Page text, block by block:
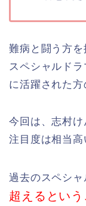
難病と闘う方
スペシャルド
に活躍された方
今回は、志村け
注目度は相当高
過去のスペシ
超えるとい